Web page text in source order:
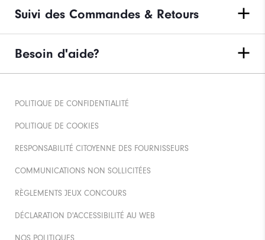
Suivi des Commandes & Retours
Besoin d'aide?
POLITIQUE DE CONFIDENTIALITÉ
POLITIQUE DE COOKIES
RESPONSABILITÉ CITOYENNE DES FOURNISSEURS
COMMUNICATIONS NON SOLLICITÉES
RÈGLEMENTS JEUX CONCOURS
DÉCLARATION D'ACCESSIBILITÉ AU WEB